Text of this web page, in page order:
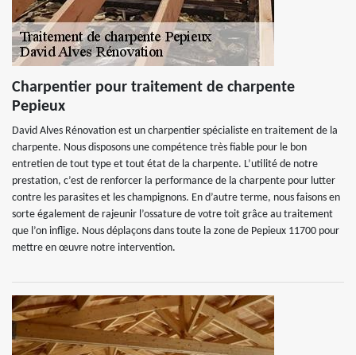
Charpentier pour traitement de charpente
Pepieux
David Alves Rénovation est un charpentier spécialiste en traitement de la
charpente. Nous disposons une compétence très fiable pour le bon
entretien de tout type et tout état de la charpente. L’utilité de notre
prestation, c’est de renforcer la performance de la charpente pour lutter
contre les parasites et les champignons. En d’autre terme, nous faisons en
sorte également de rajeunir l’ossature de votre toit grâce au traitement
que l’on inflige. Nous déplaçons dans toute la zone de Pepieux 11700 pour
mettre en œuvre notre intervention.